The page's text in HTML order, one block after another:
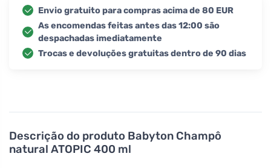
Descrição do produto Babyton Champô
natural ATOPIC 400 ml
Envio gratuito para compras acima de 80 EUR
As encomendas feitas antes das 12:00 são
despachadas imediatamente
Trocas e devoluções gratuitas dentro de 90 dias